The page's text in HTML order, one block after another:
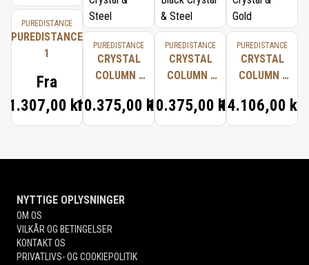
PUREDISTANCE
PUREDISTANCE
1
Fra
1.307,00 kr.
PUREDISTANCE
CRYSTAL
COLUMN -
STEEL
10.375,00 kr.
PUREDISTANCE
CRYSTAL
COLUMN -
CRYSTAL &
STEEL
10.375,00 kr.
PUREDISTANCE
CRYSTAL
COLUMN -
GOLD
14.106,00 kr.
NYTTIGE OPLYSNINGER
OM OS
VILKÅR OG BETINGELSER
KONTAKT OS
PRIVATLIVS- OG COOKIEPOLITIK